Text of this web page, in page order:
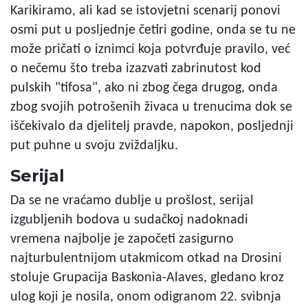
Karikiramo, ali kad se istovjetni scenarij ponovi
osmi put u posljednje četiri godine, onda se tu ne
može pričati o iznimci koja potvrđuje pravilo, već
o nečemu što treba izazvati zabrinutost kod
pulskih "tifosa", ako ni zbog čega drugog, onda
zbog svojih potrošenih živaca u trenucima dok se
iščekivalo da djelitelj pravde, napokon, posljednji
put puhne u svoju zviždaljku.
Serijal
Da se ne vraćamo dublje u prošlost, serijal
izgubljenih bodova u sudačkoj nadoknadi
vremena najbolje je započeti zasigurno
najturbulentnijom utakmicom otkad na Drosini
stoluje Grupacija Baskonia-Alaves, gledano kroz
ulog koji je nosila, onom odigranom 22. svibnja